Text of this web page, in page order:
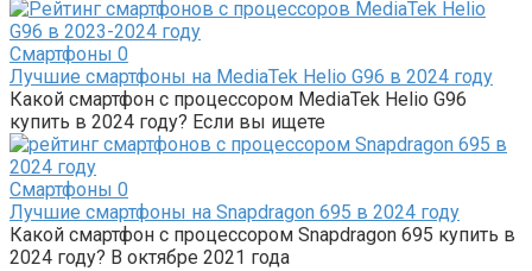
Смартфоны 0
Лучшие смартфоны на MediaTek Helio G96 в 2024 году
Какой смартфон с процессором MediaTek Helio G96
купить в 2024 году? Если вы ищете
Смартфоны 0
Лучшие смартфоны на Snapdragon 695 в 2024 году
Какой смартфон с процессором Snapdragon 695 купить в
2024 году? В октябре 2021 года